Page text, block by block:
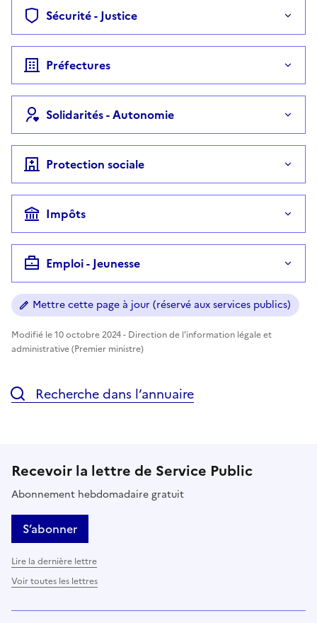
Sécurité - Justice
Préfectures
Solidarités - Autonomie
Protection sociale
Impôts
Emploi - Jeunesse
Mettre cette page à jour (réservé aux services publics)
Modifié le 10 octobre 2024 - Direction de l'information légale et
administrative (Premier ministre)
Recherche dans l’annuaire
Recevoir la lettre de Service Public
Abonnement hebdomadaire gratuit
S’abonner
Lire la dernière lettre
Voir toutes les lettres